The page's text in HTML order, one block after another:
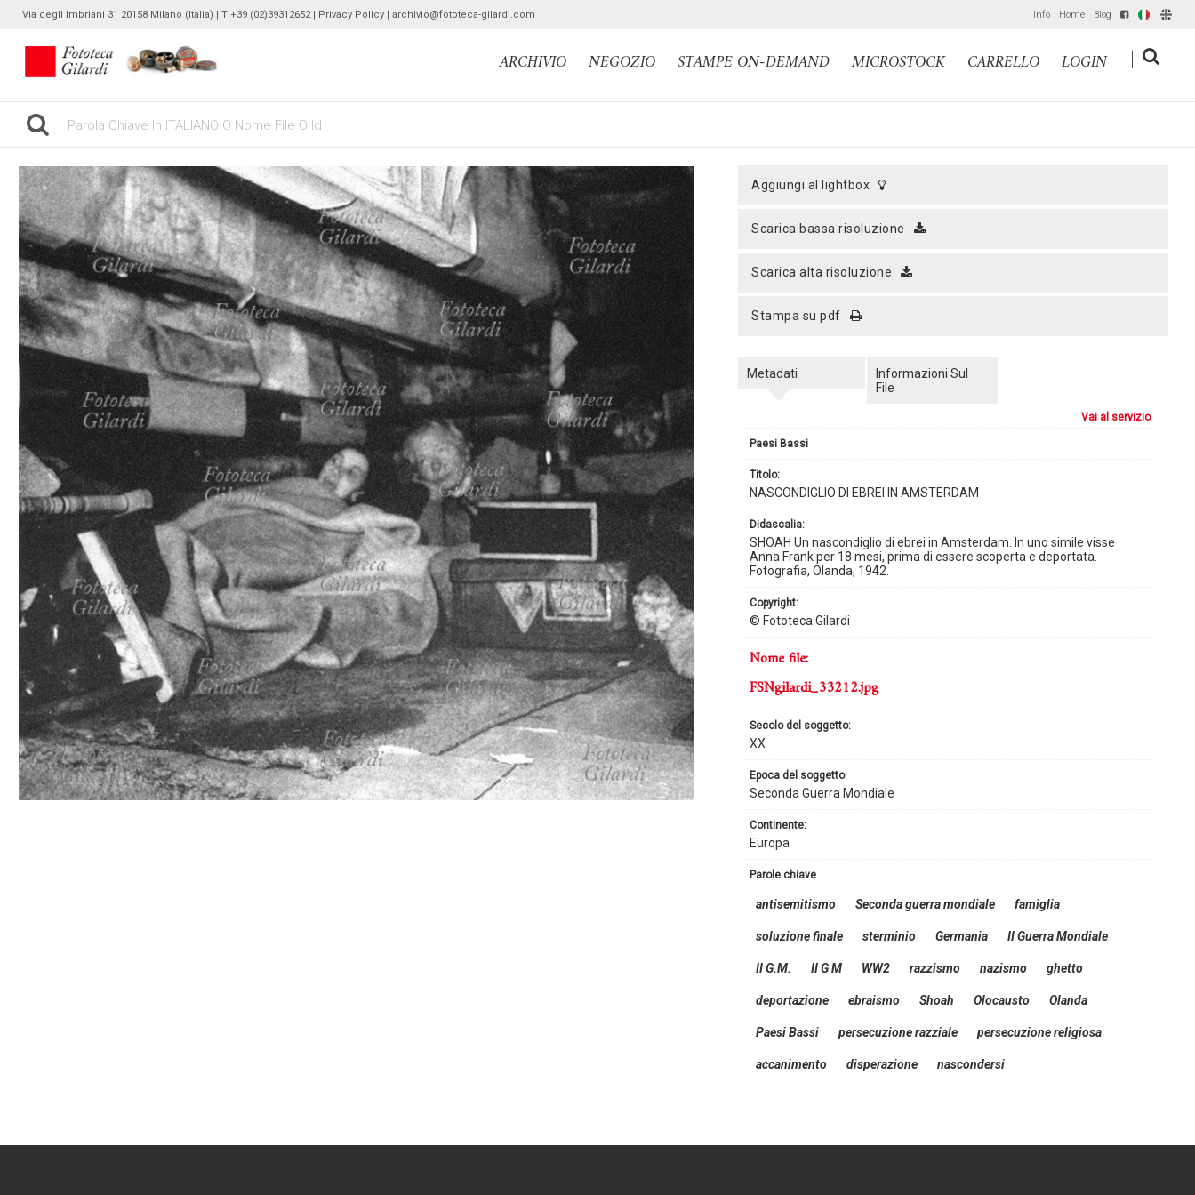
Via degli Imbriani 31 20158 Milano (Italia) | T +39 (02)39312652 | Privacy Policy | archivio@fototeca-gilardi.com Info Home Blog IT EN
gilardinew ARCHIVIO NEGOZIO STAMPE ON-DEMAND MICROSTOCK CARRELLO LOGIN |
aggiungi al lightbox
scarica bassa risoluzione
scarica alta risoluzione
stampa su pdf
Metadati
vai al servizio
Paesi Bassi
titolo:
NASCONDIGLIO DI EBREI IN AMSTERDAM
didascalia:
SHOAH Un nascondiglio di ebrei in Amsterdam. In uno simile visse
Anna Frank per 18 mesi, prima di essere scoperta e deportata.
Fotografia, Olanda, 1942.
copyright:
© Fototeca Gilardi
continente:
Europa
secolo del soggetto:
XX
epoca del soggetto:
Seconda Guerra Mondiale
nome file:
FSNgilardi_33212.jpg
parole chiave
antisemitismo Seconda guerra mondiale famiglia
soluzione finale sterminio Germania II Guerra Mondiale
II G.M. II G M WW2 razzismo nazismo ghetto
deportazione ebraismo Shoah Olocausto Olanda
Paesi Bassi persecuzione razziale persecuzione religiosa
accanimento disperazione nascondersi
Informazioni Sul
File